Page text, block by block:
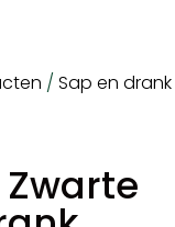
/Sap en drank